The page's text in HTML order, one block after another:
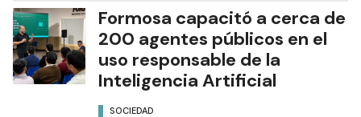
Formosa capacitó a cerca de
200 agentes públicos en el
uso responsable de la
Inteligencia Artificial
SOCIEDAD